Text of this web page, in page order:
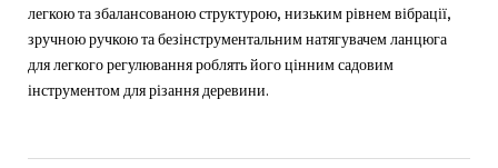
легкою та збалансованою структурою, низьким рівнем вібрації,
зручною ручкою та безінструментальним натягувачем ланцюга
для легкого регулювання роблять його цінним садовим
інструментом для різання деревини.